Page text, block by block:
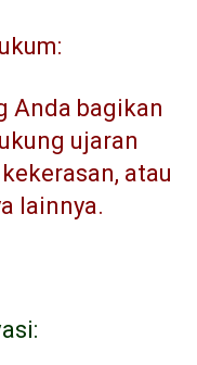
Anda bagikan
ujaran
atau
lainnya.